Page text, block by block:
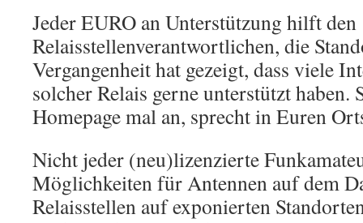
Jeder EURO an Unterstützung hilft den
Relaisstellenverantwortlichen, die
Vergangenheit hat gezeigt, dass viele
solcher Relais gerne unterstützt haben.
Homepage mal an, sprecht in Euren
Nicht jeder (neu)lizenzierte
Möglichkeiten für Antennen auf dem
Relaisstellen auf exponierten